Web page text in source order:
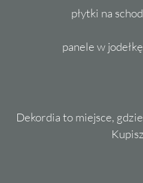
płytki na
panele w jodełkę
Dekordia to miejsce,